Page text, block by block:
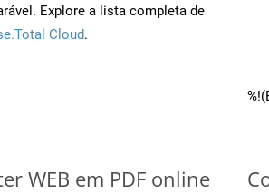
Explore a lista completa de
Cloud.
WEB em PDF online